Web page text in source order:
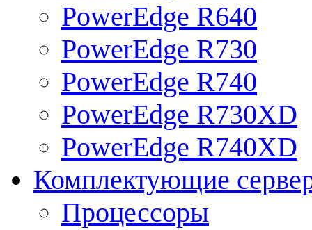
PowerEdge R640
PowerEdge R730
PowerEdge R740
PowerEdge R730XD
PowerEdge R740XD
Комплектующие
Процессоры